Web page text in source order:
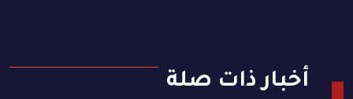
أخبار ذات صلة